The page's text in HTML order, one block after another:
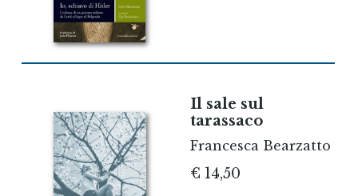
Il sale sul
tarassaco
Francesca Bearzatto
€ 14,50